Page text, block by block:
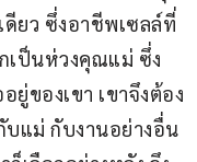
ยว ซึ่งอาชีพเซลล์ที่
เป็นห่วงคุณแม่ ซึ่ง
ยู่ของเขา เขาจึงต้อง
บแม่ กับงานอย่างอื่น